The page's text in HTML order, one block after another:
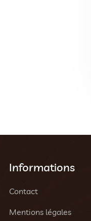
Informations
Contact
Mentions légales